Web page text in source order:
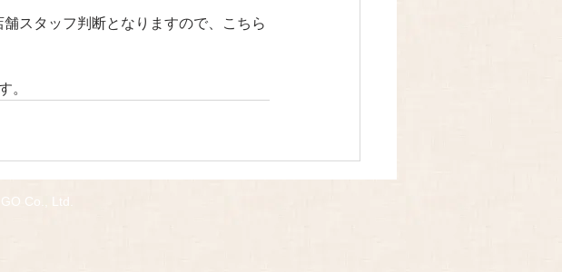
スタッフ判断となりますので、こちら
。
Co., Ltd.